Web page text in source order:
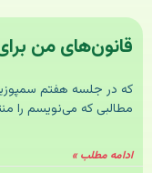
قانون‌های من
که در جلسه هفتم
مطالبی که می‌نویسم را
ادامه مطلب »